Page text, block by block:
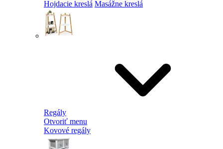
Hojdacie kreslá Masážne kreslá
Regály
Otvoriť menu
Kovové regály